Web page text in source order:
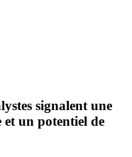
signalent une
et un potentiel de